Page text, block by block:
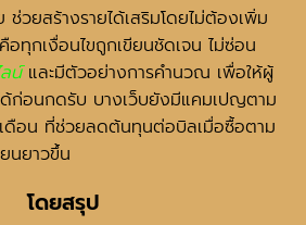
วยสร้างรายได้เสริมโดยไม่ต้องเพิ่ม
ทุกเงื่อนไขถูกเขียนชัดเจน ไม่ซ่อน
น์และมีตัวอย่างการคำนวณ เพื่อให้ผู้
ด้ก่อนกดรับ บางเว็บยังมีแคมเปญตาม
ดือน ที่ช่วยลดต้นทุนต่อบิลเมื่อซื้อตาม
นยาวขึ้น
โดยสรุป